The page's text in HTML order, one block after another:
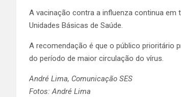
A vacinação contra a influenza continua
Unidades Básicas de Saúde.
A recomendação é que o público prioritário
do período de maior circulação do vírus.
André Lima, Comunicação SES
Fotos: André Lima